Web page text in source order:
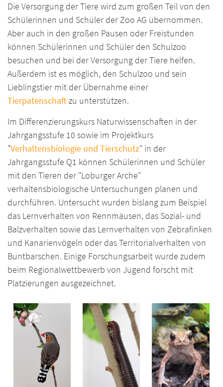
Die Versorgung der Tiere wird zum großen Teil von den
Schülerinnen und Schüler der Zoo AG übernommen.
Aber auch in den großen Pausen oder Freistunden
können Schülerinnen und Schüler den Schulzoo
besuchen und bei der Versorgung der Tiere helfen.
Außerdem ist es möglich, den Schulzoo und sein
Lieblingstier mit der Übernahme einer
Tierpatenschaftzu unterstützen.
Im Differenzierungskurs Naturwissenschaften in der
Jahrgangsstufe 10 sowie im Projektkurs
"Verhaltensbiologie und Tierschutz" in der
Jahrgangsstufe Q1 können Schülerinnen und Schüler
mit den Tieren der "Loburger Arche"
verhaltensbiologische Untersuchungen planen und
durchführen. Untersucht wurden bislang zum Beispiel
das Lernverhalten von Rennmäusen, das Sozial- und
Balzverhalten sowie das Lernverhalten von Zebrafinken
und Kanarienvögeln oder das Territorialverhalten von
Buntbarschen. Einige Forschungsarbeit wurde zudem
beim Regionalwettbewerb von Jugend forscht mit
Platzierungen ausgezeichnet.